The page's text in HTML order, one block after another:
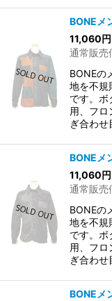
BONEメ
11,060円
通常販売
BONEの
地を不規
です。ボ
用、フ
ぎ合わ
BONEメ
11,060円
通常販売
BONEの
地を不規
です。ボ
用、フ
ぎ合わ
BONEメ